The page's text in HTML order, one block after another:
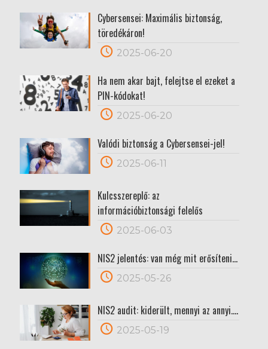
Cybersensei: Maximális biztonság,
töredékáron!
2025-06-20
Ha nem akar bajt, felejtse el ezeket a
PIN-kódokat!
2025-06-20
Valódi biztonság a Cybersensei-jel!
2025-06-11
Kulcsszereplő: az
információbiztonsági felelős
2025-06-03
NIS2 jelentés: van még mit erősíteni…
2025-05-26
NIS2 audit: kiderült, mennyi az annyi….
2025-05-19